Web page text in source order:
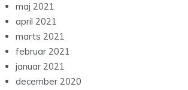
maj 2021
april 2021
marts 2021
februar 2021
januar 2021
december 2020